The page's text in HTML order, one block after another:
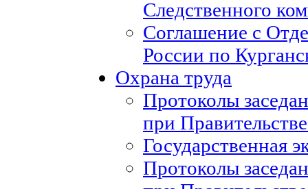
Следственного
Соглашение с
России по
Охрана труда
Протоколы
при
Государственная
Протоколы